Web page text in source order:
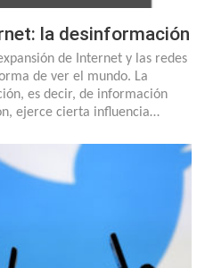
la desinformación
de Internet y las redes
de ver el mundo. La
es decir, de información
ejerce cierta influencia…